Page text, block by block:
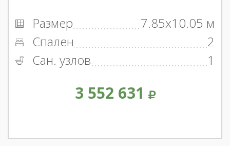
Размер
7.85x10.05 м
Спален
2
Сан. узлов
1
3 552 631